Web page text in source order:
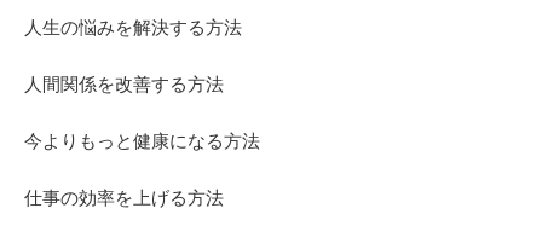
人生の悩みを解決する方法
人間関係を改善する方法
今よりもっと健康になる方法
仕事の効率を上げる方法